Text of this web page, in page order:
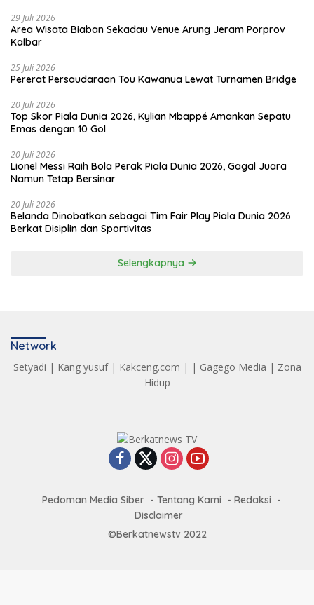
29 Juli 2026
Area Wisata Biaban Sekadau Venue Arung Jeram Porprov
Kalbar
25 Juli 2026
Pererat Persaudaraan Tou Kawanua Lewat Turnamen Bridge
20 Juli 2026
Top Skor Piala Dunia 2026, Kylian Mbappé Amankan Sepatu
Emas dengan 10 Gol
20 Juli 2026
Lionel Messi Raih Bola Perak Piala Dunia 2026, Gagal Juara
Namun Tetap Bersinar
20 Juli 2026
Belanda Dinobatkan sebagai Tim Fair Play Piala Dunia 2026
Berkat Disiplin dan Sportivitas
Selengkapnya
Network
Setyadi | Kang yusuf| Kakceng.com | | Gagego Media | Zona
Hidup
Pedoman Media Siber Tentang Kami
Redaksi
Disclaimer
©Berkatnewstv 2022